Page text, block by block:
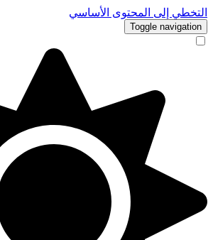
التخطي إلى المحتوى الأساسي
Toggle navigation